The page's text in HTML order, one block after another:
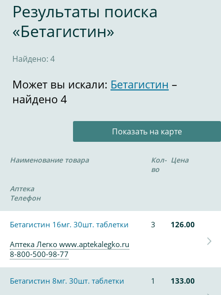
Результаты поиска
«Бетагистин»
Найдено: 4
Может вы искали: Бетагистин –
найдено 4
Показать на карте
Наименование товара
Кол-
во
Цена
Аптека
Телефон
Бетагистин 16мг. 30шт. таблетки 3
126.00
Аптека Легко www.aptekalegko.ru
8-800-500-98-77
Бетагистин 8мг. 30шт. таблетки 1
133.00